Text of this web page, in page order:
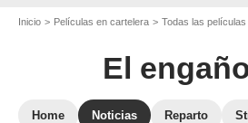
Inicio Películas en cartelera Todas las películas
El
Home Noticias Reparto